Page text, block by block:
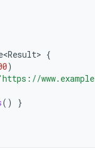
{
)
()
}